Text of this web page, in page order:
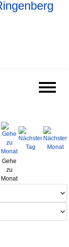
Gehe
zu
Monat